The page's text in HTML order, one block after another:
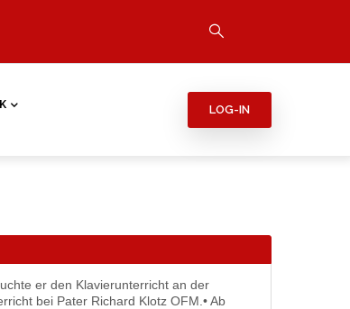
LOG-IN
er den Klavierunterricht an der
bei Pater Richard Klotz OFM.• Ab